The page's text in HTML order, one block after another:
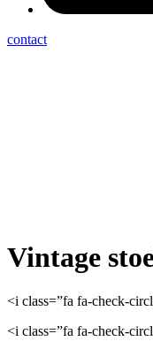
contact
Vintage
<i class=”fa fa-check-
<i class=”fa fa-check-